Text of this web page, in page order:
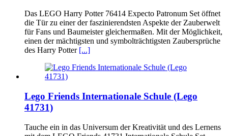
Das LEGO Harry Potter 76414 Expecto Patronum Set öffnet
die Tür zu einer der faszinierendsten Aspekte der Zauberwelt
für Fans und Baumeister gleichermaßen. Mit der Möglichkeit,
einen der mächtigsten und symbolträchtigsten Zaubersprüche
des Harry Potter [...]
Lego Friends Internationale Schule (Lego
41731)
Tauche ein in das Universum der Kreativität und des Lernens